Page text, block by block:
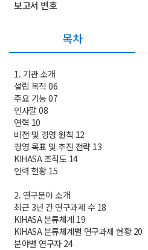
보고서 번호
목차
1. 기관 소개
설립 목적 06
주요 기능 07
인사말 08
연혁 10
비전 및 경영 원칙 12
경영 목표 및 추진 전략 13
KIHASA 조직도 14
인력 현황 15
2. 연구분야 소개
최근 3년 간 연구과제 수 18
KIHASA 분류체계 19
KIHASA 분류체계별 연구과제 현황 20
분야별 연구자 24